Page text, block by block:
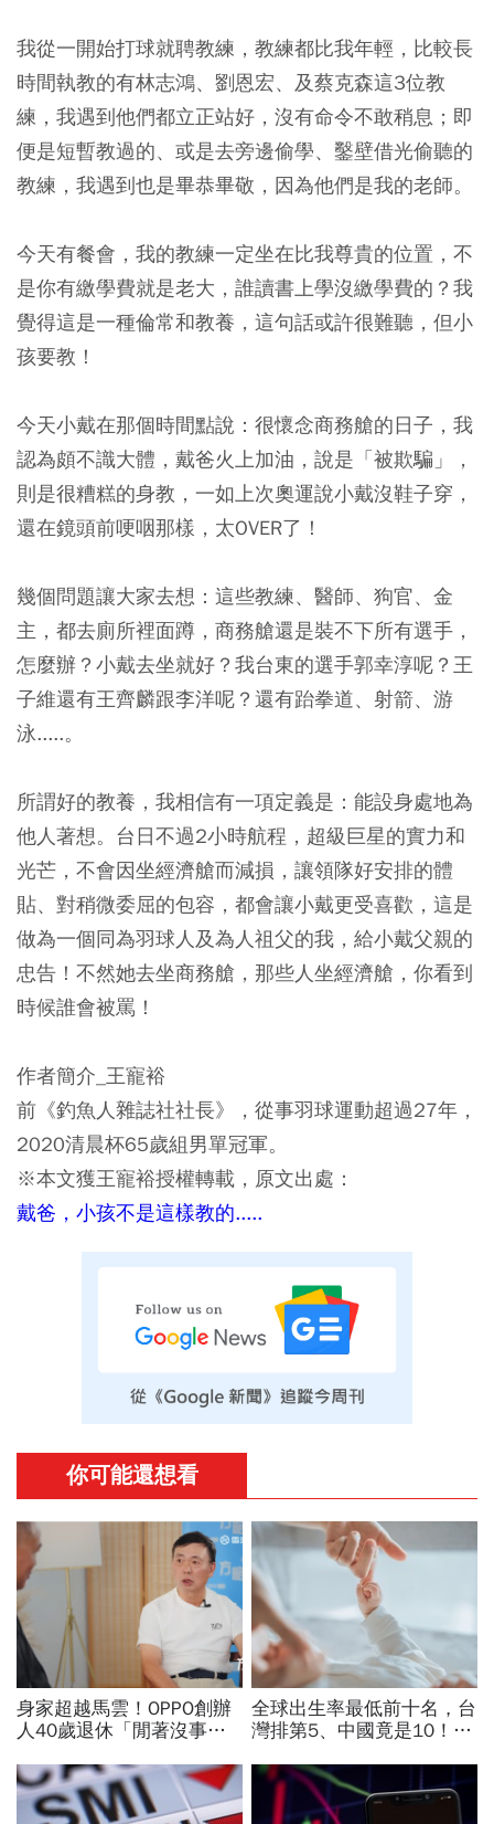
我從一開始打球就聘教練，教練都比我年輕，比較長
時間執教的有林志鴻、劉恩宏、及蔡克森這3位教
練，我遇到他們都立正站好，沒有命令不敢稍息；即
便是短暫教過的、或是去旁邊偷學、鑿壁借光偷聽的
教練，我遇到也是畢恭畢敬，因為他們是我的老師。
今天有餐會，我的教練一定坐在比我尊貴的位置，不
是你有繳學費就是老大，誰讀書上學沒繳學費的？我
覺得這是一種倫常和教養，這句話或許很難聽，但小
孩要教！
今天小戴在那個時間點說：很懷念商務艙的日子，我
認為頗不識大體，戴爸火上加油，說是「被欺騙」，
則是很糟糕的身教，一如上次奧運說小戴沒鞋子穿，
還在鏡頭前哽咽那樣，太OVER了！
幾個問題讓大家去想：這些教練、醫師、狗官、金
主，都去廁所裡面蹲，商務艙還是裝不下所有選手，
怎麼辦？小戴去坐就好？我台東的選手郭幸淳呢？王
子維還有王齊麟跟李洋呢？還有跆拳道、射箭、游
泳.....。
所謂好的教養，我相信有一項定義是：能設身處地為
他人著想。 台日不過2小時航程，超級巨星的實力和
光芒，不會因坐經濟艙而減損，讓領隊好安排的體
貼、對稍微委屈的包容，都會讓小戴更受喜歡，這是
做為一個同為羽球人及為人祖父的我，給小戴父親的
忠告！不然她去坐商務艙，那些人坐經濟艙，你看到
時候誰會被罵！
作者簡介_王寵裕
前《釣魚人雜誌社社長》，從事羽球運動超過27年，
2020清晨杯65歲組男單冠軍。
※本文獲王寵裕授權轉載，原文出處：
戴爸，小孩不是這樣教的.....